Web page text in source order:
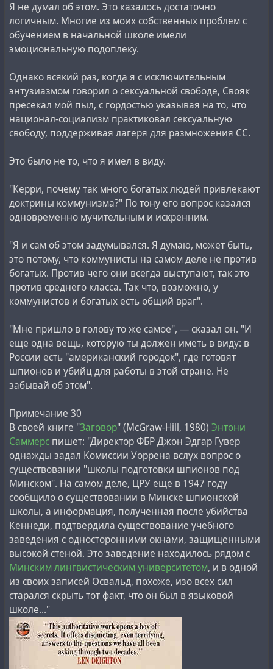
Я не думал об этом. Это казалось достаточно
логичным. Многие из моих собственных проблем с
обучением в начальной школе имели
эмоциональную подоплеку.
Однако всякий раз, когда я с исключительным
энтузиазмом говорил о сексуальной свободе, Свояк
пресекал мой пыл, с гордостью указывая на то, что
национал-социализм практиковал сексуальную
свободу, поддерживая лагеря для размножения СС.
Это было не то, что я имел в виду.
"Керри, почему так много богатых людей привлекают
доктрины коммунизма?" По тону его вопрос казался
одновременно мучительным и искренним.
"Я и сам об этом задумывался. Я думаю, может быть,
это потому, что коммунисты на самом деле не против
богатых. Против чего они всегда выступают, так это
против среднего класса. Так что, возможно, у
коммунистов и богатых есть общий враг".
"Мне пришло в голову то же самое", — сказал он. "И
еще одна вещь, которую ты должен иметь в виду: в
России есть "американский городок", где готовят
шпионов и убийц для работы в этой стране. Не
забывай об этом".
Примечание 30
В своей книге "Заговор" (McGraw-Hill, 1980) Энтони
Саммерс пишет: "Директор ФБР Джон Эдгар Гувер
однажды задал Комиссии Уоррена вслух вопрос о
существовании "школы подготовки шпионов под
Минском". На самом деле, ЦРУ еще в 1947 году
сообщило о существовании в Минске шпионской
школы, а информация, полученная после убийства
Кеннеди, подтвердила существование учебного
заведения с односторонними окнами, защищенными
высокой стеной. Это заведение находилось рядом с
Минским лингвистическим университетом, и в одной
из своих записей Освальд, похоже, изо всех сил
старался скрыть тот факт, что он был в языковой
школе..."